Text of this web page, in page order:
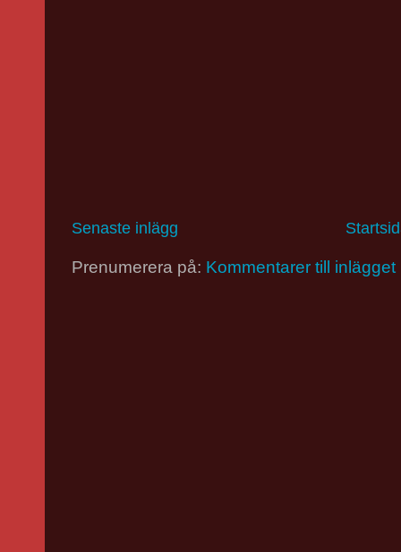
Senaste inlägg
Prenumerera på: Kommentarer till inlägget